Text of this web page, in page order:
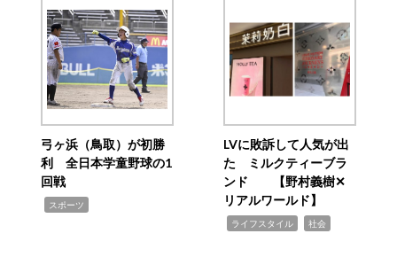
弓ヶ浜（鳥取）が初勝
利 全日本学童野球の1
回戦
スポーツ
LVに敗訴して人気が出
た ミルクティーブラ
ンド 【野村義樹✕
リアルワールド】
ライフスタイル 社会